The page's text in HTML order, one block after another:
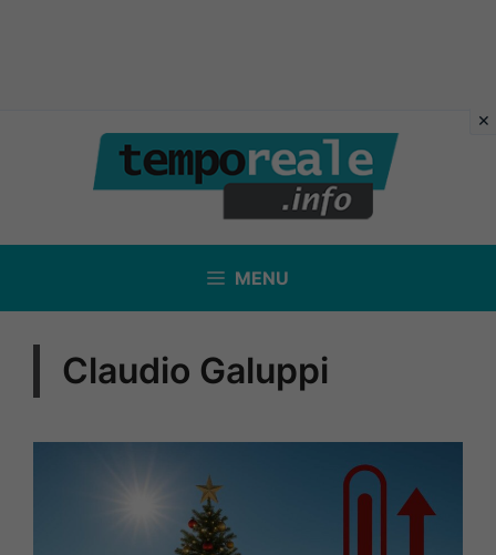
contenuto
MENU
Claudio Galuppi